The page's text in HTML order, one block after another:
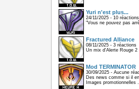
Yuri n'est plus...
24/11/2025 - 10 réactions
"Vous ne pouvez pas
Fractured Alliance
08/11/2025 - 3 réactions
Un mix d'Alerte Rouge
Mod TERMINATOR
30/09/2025 - Aucune
Des news comme si il
Images promotionnelles .